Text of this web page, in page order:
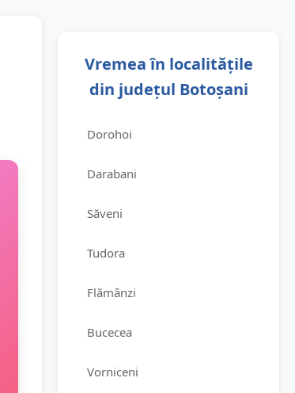
Vremea în localitățile
din județul Botoșani
Dorohoi
Darabani
Săveni
Tudora
Flămânzi
Bucecea
Vorniceni